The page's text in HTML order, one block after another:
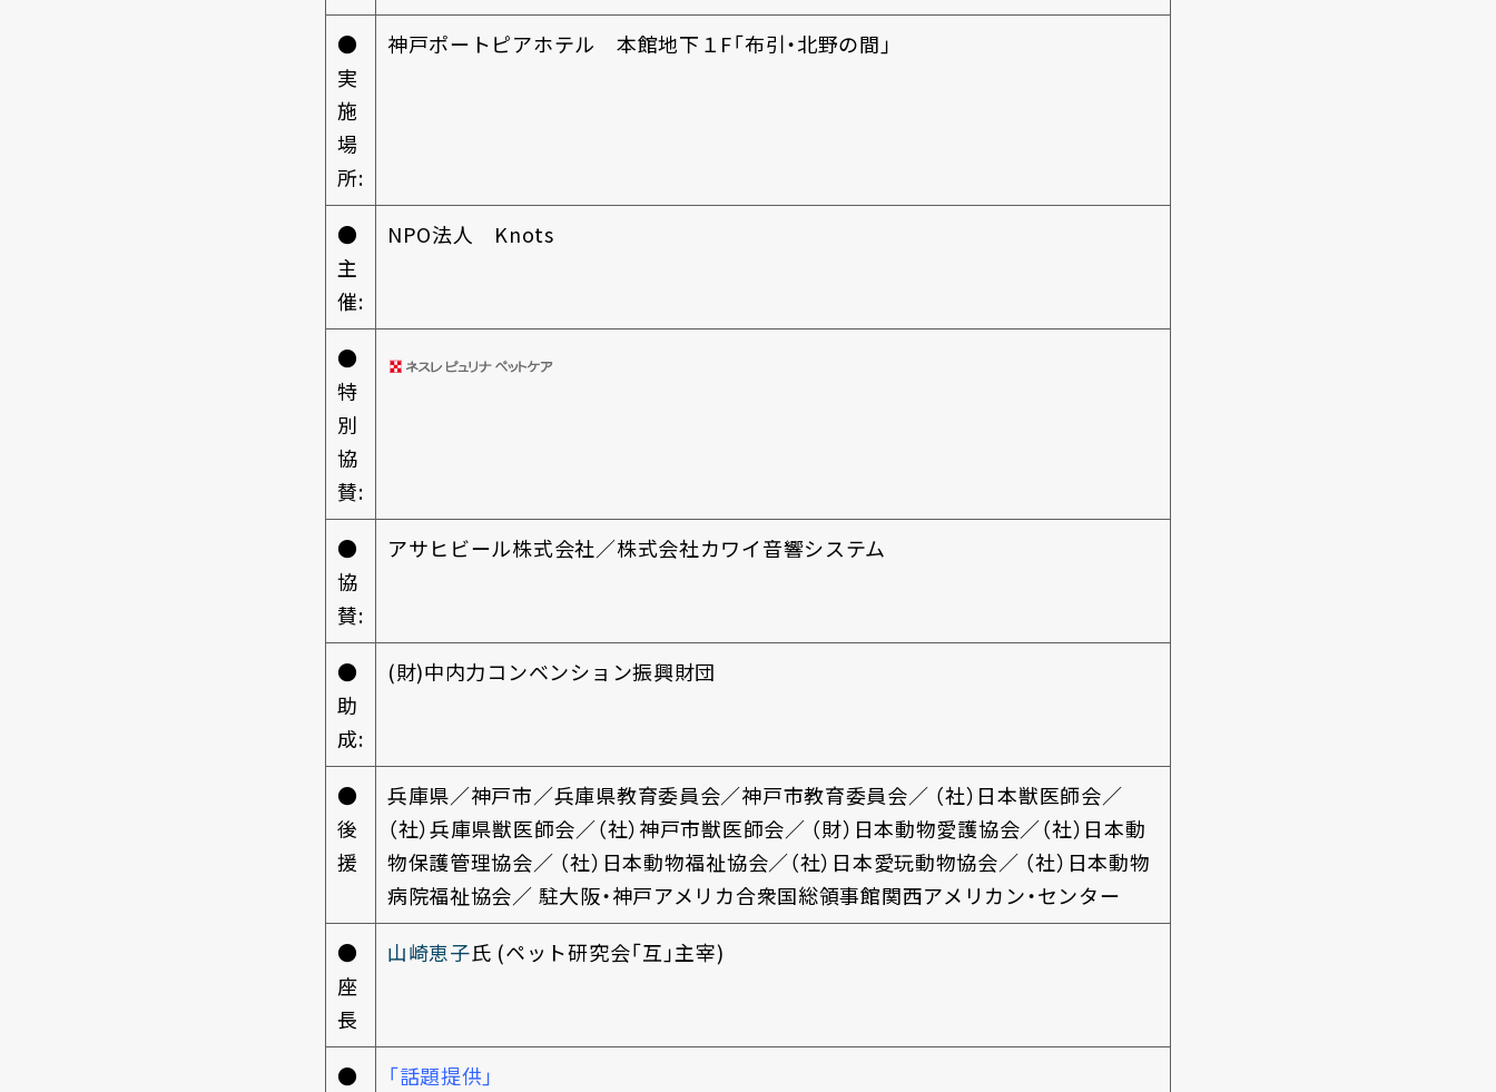
●
実
施
場
所:
神戸ポートピアホテル 本館地下１F「布引・北野の間」
●
主
催:
NPO法人 Knots
●
特
別
協
賛:
●
協
賛:
アサヒビール株式会社／株式会社カワイ音響システム
●
助
成:
(財)中内力コンベンション振興財団
●
後
援
兵庫県／神戸市／兵庫県教育委員会／神戸市教育委員会／ （社）日本獣医師会／
（社）兵庫県獣医師会／（社）神戸市獣医師会／ （財）日本動物愛護協会／（社）日本動
物保護管理協会／ （社）日本動物福祉協会／（社）日本愛玩動物協会／ （社）日本動物
病院福祉協会／ 駐大阪・神戸アメリカ合衆国総領事館関西アメリカン・センター
●
座
長
山崎恵子氏 (ペット研究会「互」主宰)
●
「話題提供」